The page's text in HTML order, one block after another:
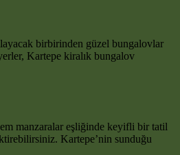
birbirinden güzel bungalovlar
Kartepe kiralık bungalov
manzaralar eşliğinde keyifli bir tatil
Kartepe’nin sunduğu